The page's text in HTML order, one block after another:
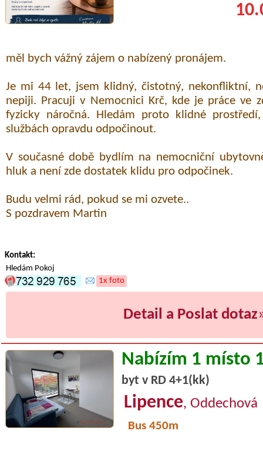
měl bych vážný zájem o nabízený pronájem.
Je mi 44 let, jsem klidný, čistotný, nekonfliktní,
nepiji. Pracuji v Nemocnici Krč, kde je práce ve
fyzicky náročná. Hledám proto klidné
službách opravdu odpočinout.
V současné době bydlím na nemocniční
hluk a není zde dostatek klidu pro odpočinek.
Budu velmi rád, pokud se mi ozvete..
S pozdravem Martin
Kontakt:
Hledám Pokoj
1x foto
Detail a Poslat dotaz
Nabízím 1 místo
byt v RD 4+1(kk)
Lipence, Oddechová
Bus 450m